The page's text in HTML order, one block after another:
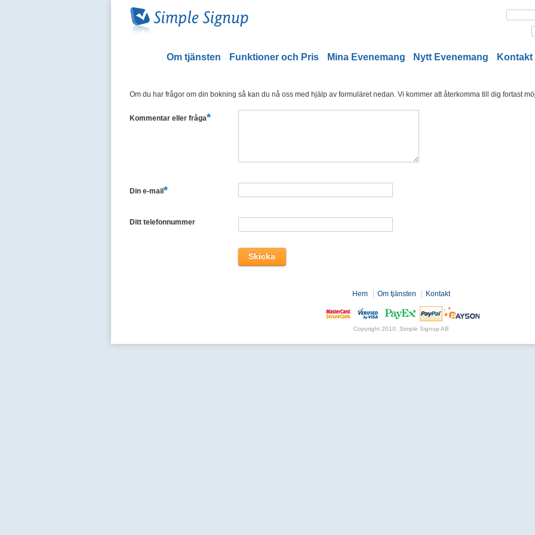
Om tjänsten Funktioner och Pris Mina Evenemang Nytt Evenemang Kontakt
Om du har frågor om din bokning så kan du nå oss med hjälp av formuläret nedan. Vi kommer att återkomma till dig fortast
Kommentar eller fråga*
Din e-mail*
Ditt telefonnummer
Hem Om tjänsten Kontakt
Copyright 2010, Simple Signup AB